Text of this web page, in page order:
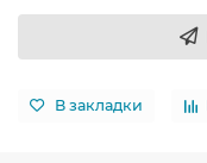
В закладки